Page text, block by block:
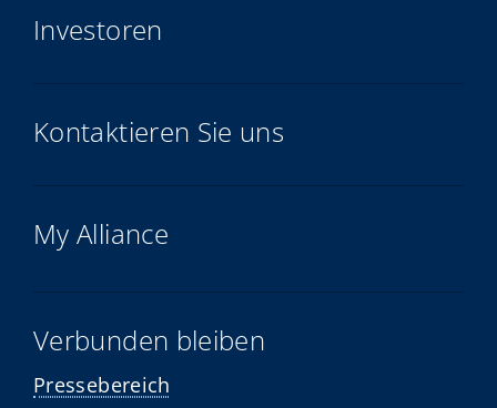
Investoren
Kontaktieren Sie uns
My Alliance
Verbunden bleiben
Pressebereich